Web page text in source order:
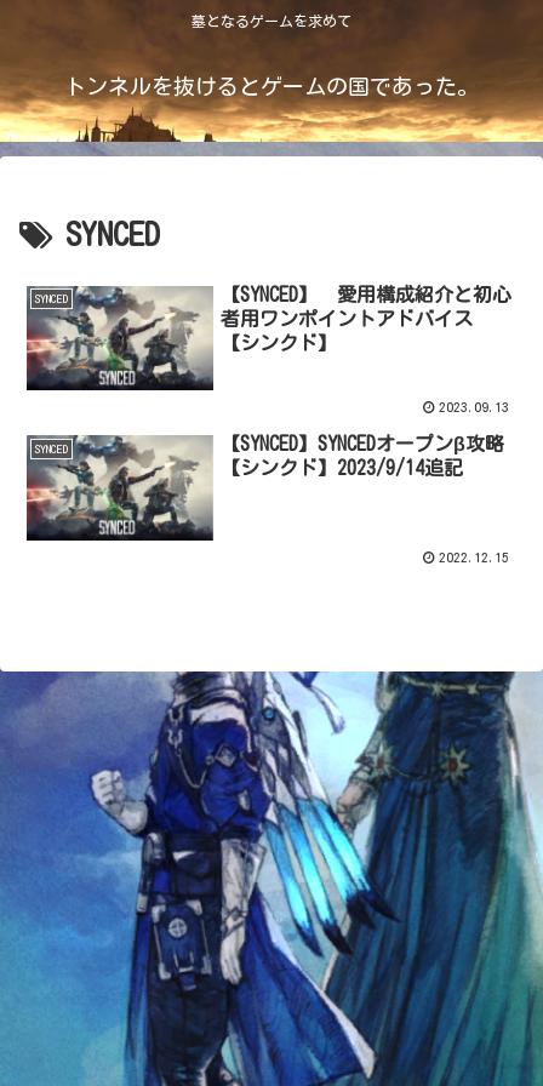
墓となるゲームを求めて
トンネルを抜けるとゲームの国であった。
SYNCED
SYNCED
【SYNCED】 愛用構成紹介と初心
者用ワンポイントアドバイス
【シンクド】
2023.09.13
SYNCED
【SYNCED】SYNCEDオープンβ攻略
【シンクド】2023/9/14追記
2022.12.15